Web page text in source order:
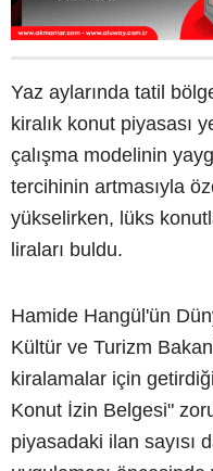
Yaz aylarında tatil
kiralık konut piyasası
çalışma modelinin
tercihinin artmasıyla
yükselirken, lüks
liraları buldu.
Hamide Hangül'ün
Kültür ve Turizm
kiralamalar için
Konut İzin Belgesi"
piyasadaki ilan sayısı